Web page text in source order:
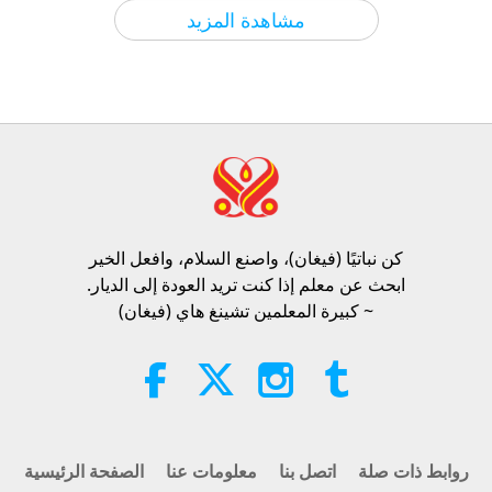
مشاهدة المزيد
22:27
كلمات من الحكمة
ما وراء الكالسيوم: العادات اليومية التي
العيش السليم 2026-08-05
القمر: رفيقنا السماوي المشرق، الجزء
العلم والروحانية 2026-08-05 220 الآراء
كن نباتيًا (فيغان)، واصنع السلام، وافعل الخير​
ابحث عن معلم إذا كنت تريد العودة إلى الديار.
~ كبيرة المعلمين تشينغ هاي (فيغان)
الصفحة الرئيسية معلومات عنا اتصل بنا روابط ذات صلة